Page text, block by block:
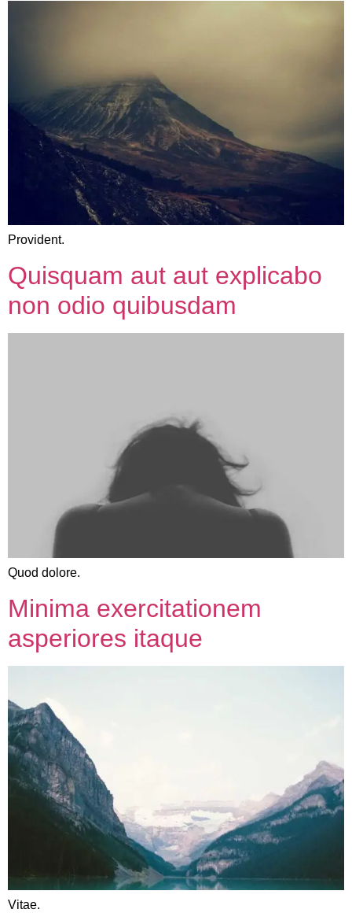
Provident.
Quisquam aut aut explicabo
non odio quibusdam
Quod dolore.
Minima exercitationem
asperiores itaque
Vitae.